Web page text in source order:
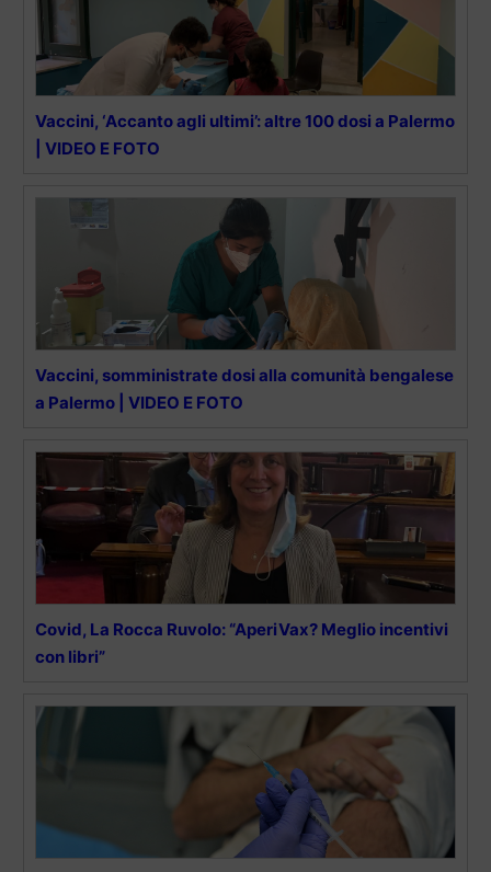
Vaccini, ‘Accanto agli ultimi’: altre 100 dosi a Palermo
| VIDEO E FOTO
Vaccini, somministrate dosi alla comunità bengalese
a Palermo | VIDEO E FOTO
Covid, La Rocca Ruvolo: “AperiVax? Meglio incentivi
con libri”